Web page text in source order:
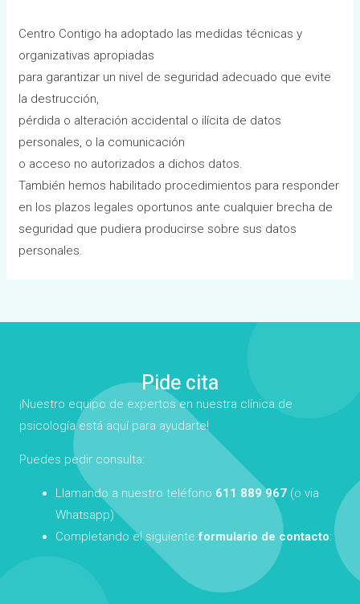
Centro Contigo ha adoptado las medidas técnicas y
organizativas apropiadas
para garantizar un nivel de seguridad adecuado que evite
la destrucción,
pérdida o alteración accidental o ilícita de datos
personales, o la comunicación
o acceso no autorizados a dichos datos.
También hemos habilitado procedimientos para responder
en los plazos legales oportunos ante cualquier brecha de
seguridad que pudiera producirse sobre sus datos
personales.
Pide cita
¡Nuestro equipo de expertos en nuestra clínica de
psicología está aquí para ayudarte!
Puedes pedir consulta:
Llamando a nuestro teléfono 611 889 967 (o via
Whatsapp)
Completando el siguienteformulario de contacto: